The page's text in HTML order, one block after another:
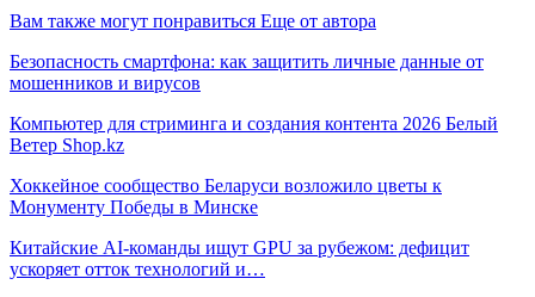
Вам также могут понравиться Еще от автора
Безопасность смартфона: как защитить личные данные от
мошенников и вирусов
Компьютер для стриминга и создания контента 2026 Белый
Ветер Shop.kz
Хоккейное сообщество Беларуси возложило цветы к
Монументу Победы в Минске
Китайские AI-команды ищут GPU за рубежом: дефицит
ускоряет отток технологий и…